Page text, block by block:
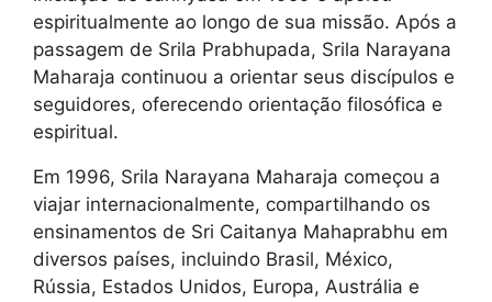
espiritualmente ao longo de sua missão. Após a
passagem de Srila Prabhupada, Srila Narayana
Maharaja continuou a orientar seus discípulos e
seguidores, oferecendo orientação filosófica e
espiritual.
Em 1996, Srila Narayana Maharaja começou a
viajar internacionalmente, compartilhando os
ensinamentos de Sri Caitanya Mahaprabhu em
diversos países, incluindo Brasil, México,
Rússia, Estados Unidos, Europa, Austrália e